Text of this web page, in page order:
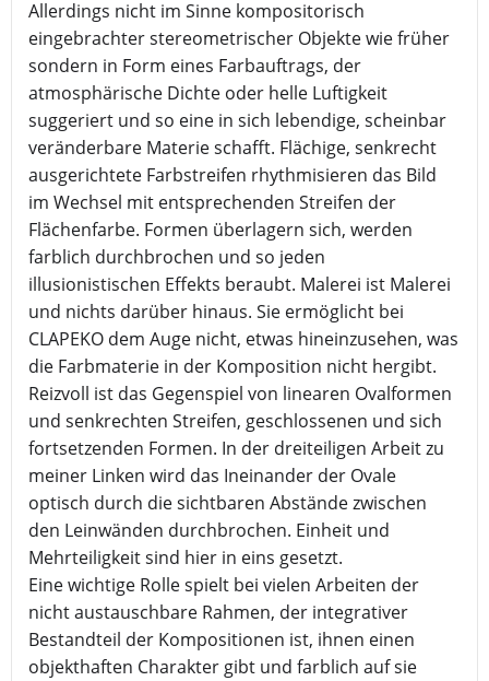
Allerdings nicht im Sinne kompositorisch
eingebrachter stereometrischer Objekte wie früher
sondern in Form eines Farbauftrags, der
atmosphärische Dichte oder helle Luftigkeit
suggeriert und so eine in sich lebendige, scheinbar
veränderbare Materie schafft. Flächige, senkrecht
ausgerichtete Farbstreifen rhythmisieren das Bild
im Wechsel mit entsprechenden Streifen der
Flächenfarbe. Formen überlagern sich, werden
farblich durchbrochen und so jeden
illusionistischen Effekts beraubt. Malerei ist Malerei
und nichts darüber hinaus. Sie ermöglicht bei
CLAPEKO dem Auge nicht, etwas hineinzusehen, was
die Farbmaterie in der Komposition nicht hergibt.
Reizvoll ist das Gegenspiel von linearen Ovalformen
und senkrechten Streifen, geschlossenen und sich
fortsetzenden Formen. In der dreiteiligen Arbeit zu
meiner Linken wird das Ineinander der Ovale
optisch durch die sichtbaren Abstände zwischen
den Leinwänden durchbrochen. Einheit und
Mehrteiligkeit sind hier in eins gesetzt.
Eine wichtige Rolle spielt bei vielen Arbeiten der
nicht austauschbare Rahmen, der integrativer
Bestandteil der Kompositionen ist, ihnen einen
objekthaften Charakter gibt und farblich auf sie